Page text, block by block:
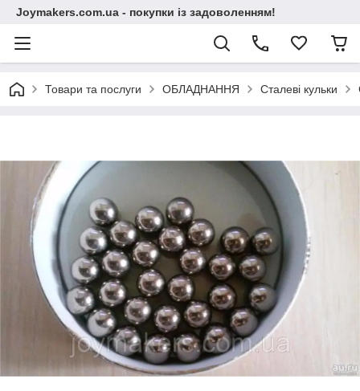
Joymakers.com.ua - покупки із задоволенням!
Товари та послуги ОБЛАДНАННЯ Сталеві кульки